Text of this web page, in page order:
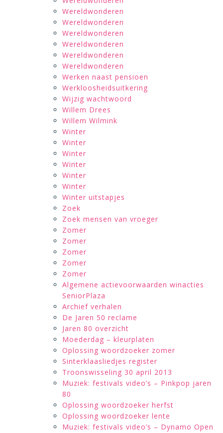
Wereldwonderen
Wereldwonderen
Wereldwonderen
Wereldwonderen
Wereldwonderen
Wereldwonderen
Werken naast pensioen
Werkloosheidsuitkering
Wijzig wachtwoord
Willem Drees
Willem Wilmink
Winter
Winter
Winter
Winter
Winter
Winter
Winter uitstapjes
Zoek
Zoek mensen van vroeger
Zomer
Zomer
Zomer
Zomer
Zomer
Algemene actievoorwaarden winacties
SeniorPlaza
Archief verhalen
De Jaren 50 reclame
Jaren 80 overzicht
Moederdag – kleurplaten
Oplossing woordzoeker zomer
Sinterklaasliedjes register
Troonswisseling 30 april 2013
Muziek: festivals video’s – Pinkpop jaren
80
Oplossing woordzoeker herfst
Oplossing woordzoeker lente
Muziek: festivals video’s – Dynamo Open